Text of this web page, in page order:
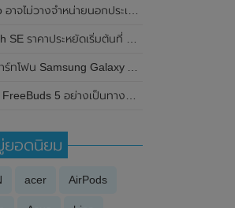
วางจำหน่ายนอกประเทศจีนแล้ว
คาประหยัดเริ่มต้นที่ 9,400 บาท
A06 พร้อมเผยรายละเอียดสเปกที่สำคัญบางส่วน
า ฟีเจอร์ระบบตัดเสียงรบกวน ANC , ชาร์จเร็วมาก และฟังได้นานถึง 30 ชั่วโมง
ยอดนิยม
acer AirPods